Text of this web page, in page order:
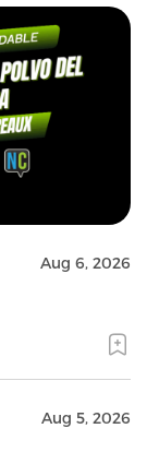
Aug 6, 2026
Aug 5, 2026